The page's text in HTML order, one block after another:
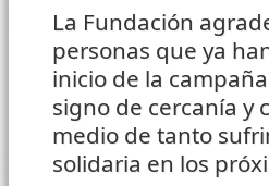
La Fundación
personas que ya
inicio de la
signo de cercanía y
medio de tanto
solidaria en los